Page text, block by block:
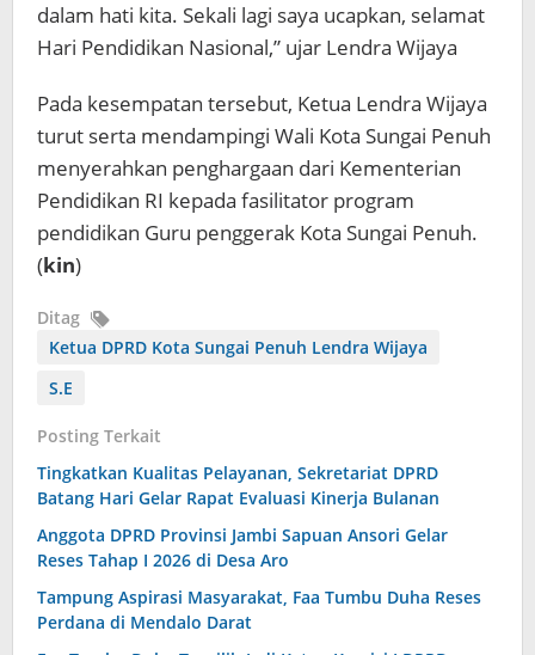
dalam hati kita. Sekali lagi saya ucapkan, selamat
Hari Pendidikan Nasional,” ujar Lendra Wijaya
Pada kesempatan tersebut, Ketua Lendra Wijaya
turut serta mendampingi Wali Kota Sungai Penuh
menyerahkan penghargaan dari Kementerian
Pendidikan RI kepada fasilitator program
pendidikan Guru penggerak Kota Sungai Penuh.
(kin)
Ditag
Ketua DPRD Kota Sungai Penuh Lendra Wijaya
S.E
Posting Terkait
Tingkatkan Kualitas Pelayanan, Sekretariat DPRD
Batang Hari Gelar Rapat Evaluasi Kinerja Bulanan
Anggota DPRD Provinsi Jambi Sapuan Ansori Gelar
Reses Tahap I 2026 di Desa Aro
Tampung Aspirasi Masyarakat, Faa Tumbu Duha Reses
Perdana di Mendalo Darat